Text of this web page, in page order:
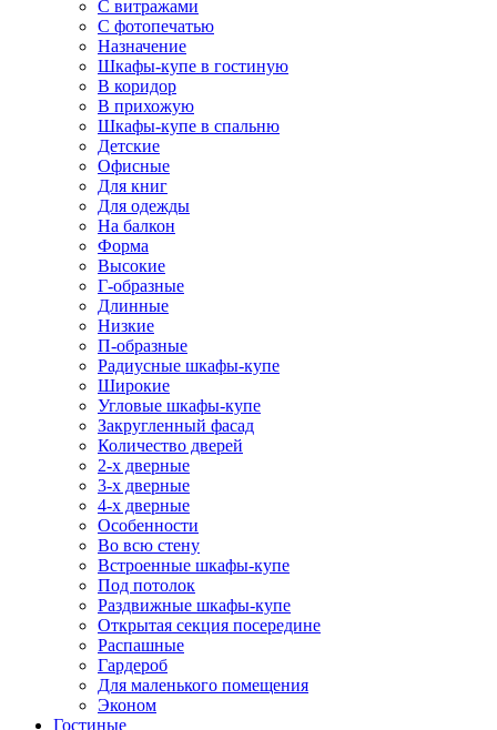
С витражами
С фотопечатью
Назначение
Шкафы-купе в гостиную
В коридор
В прихожую
Шкафы-купе в спальню
Детские
Офисные
Для книг
Для одежды
На балкон
Форма
Высокие
Г-образные
Длинные
Низкие
П-образные
Радиусные шкафы-купе
Широкие
Угловые шкафы-купе
Закругленный фасад
Количество дверей
2-х дверные
3-х дверные
4-х дверные
Особенности
Во всю стену
Встроенные шкафы-купе
Под потолок
Раздвижные шкафы-купе
Открытая секция посередине
Распашные
Гардероб
Для маленького помещения
Эконом
Гостиные